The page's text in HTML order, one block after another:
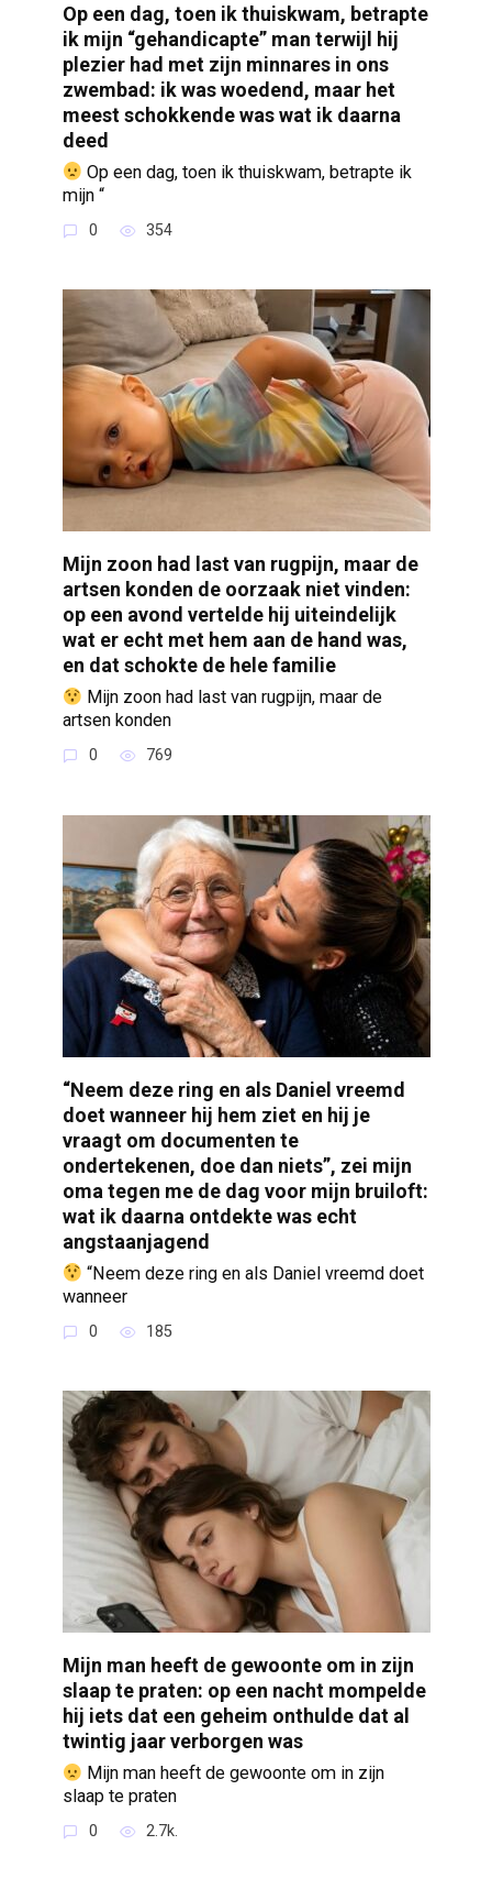
Op een dag, toen ik thuiskwam, betrapte
ik mijn “gehandicapte” man terwijl hij
plezier had met zijn minnares in ons
zwembad: ik was woedend, maar het
meest schokkende was wat ik daarna
deed
Op een dag, toen ik thuiskwam, betrapte ik
mijn “
0 354
Mijn zoon had last van rugpijn, maar de
artsen konden de oorzaak niet vinden:
op een avond vertelde hij uiteindelijk
wat er echt met hem aan de hand was,
en dat schokte de hele familie
Mijn zoon had last van rugpijn, maar de
artsen konden
0 769
“Neem deze ring en als Daniel vreemd
doet wanneer hij hem ziet en hij je
vraagt om documenten te
ondertekenen, doe dan niets”, zei mijn
oma tegen me de dag voor mijn bruiloft:
wat ik daarna ontdekte was echt
angstaanjagend
“Neem deze ring en als Daniel vreemd doet
wanneer
0 185
Mijn man heeft de gewoonte om in zijn
slaap te praten: op een nacht mompelde
hij iets dat een geheim onthulde dat al
twintig jaar verborgen was
Mijn man heeft de gewoonte om in zijn
slaap te praten
0 2.7k.